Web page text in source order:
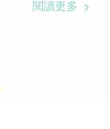
閱讀更多